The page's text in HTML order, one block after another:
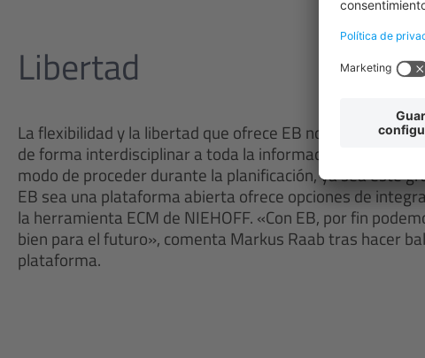
Libertad
La flexibilidad y la libertad que ofrece EB no solo
de forma interdisciplinar a toda la información del
modo de proceder durante la planificación, ya sea este
EB sea una plataforma abierta ofrece opciones de
la herramienta ECM de NIEHOFF. «Con EB, por fin
bien para el futuro», comenta Markus Raab tras hacer
plataforma.